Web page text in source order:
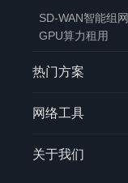
SD-WAN智能组网
GPU算力租用
热门方案
网络工具
关于我们